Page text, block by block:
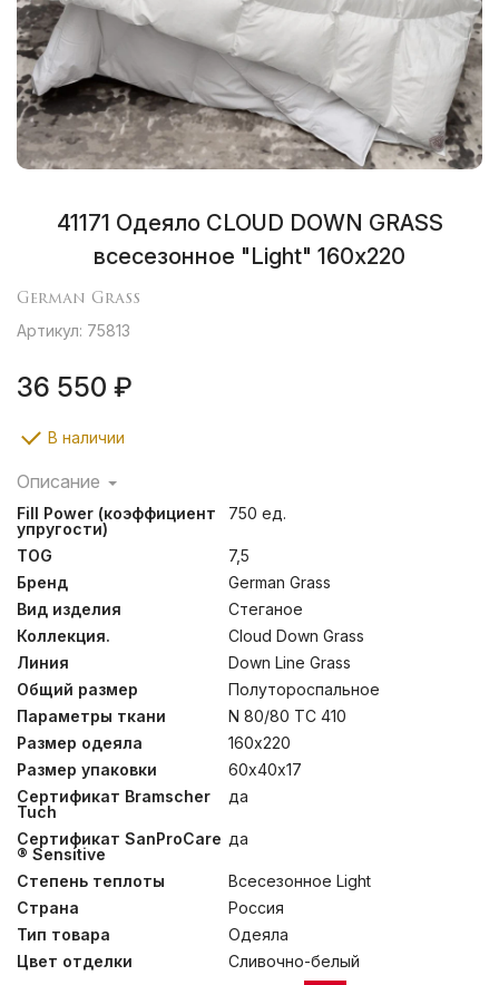
41171 Одеяло CLOUD DOWN GRASS
всесезонное "Light" 160х220
German Grass
Артикул: 75813
36 550 ₽
В наличии
Описание
Изделия CLOUD DOWN GRASS — это симбиоз
уникальной технологии создания пуховых стеганных
изделий, разработанной специалистами ТМ German
Grass и консервативного строгого подхода к
процессу подбора комплектующих. Технология BOX-
QUILTING® позволяет создавать доступные по цене
стеганные пуховые одеяла, которые по многим
параметрам не уступают кассетным. Метод
минимизирует миграцию наполнителя наружу,
позволяя одеялу оставаться пышным весь срок
эксплуатации и даже продлевает его, снижая износ
ткани чехла. В товарах коллекции используются 100%
гусиный пух категории “Экстра” и пуходержащий
Сатин (Sateen Supersoft) нежного сливочного оттенка.
Конструкция ткани – Ne 80/80 TC 410, состоит из
смеси нитей TENCEL® и длинноволокнистого хлопка.
Подушки допускается стирать при температуре до
Fill Power (коэффициент
упругости)
750 ед.
TOG
7,5
Бренд
German Grass
Вид изделия
Стеганое
Коллекция.
Cloud Down Grass
Линия
Down Line Grass
Общий размер
Полутороспальное
Параметры ткани
N 80/80 TC 410
Размер одеяла
160х220
Размер упаковки
60х40х17
Сертификат Bramscher
Tuch
да
Сертификат SanProCare
® Sensitive
да
Степень теплоты
Всесезонное Light
Страна
Россия
Тип товара
Одеяла
Цвет отделки
Сливочно-белый